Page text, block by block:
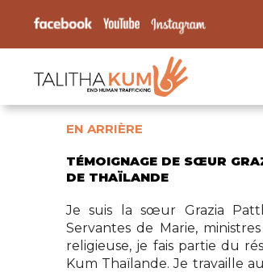
EN ARRIÈRE
TÉMOIGNAGE DE SŒUR
DE THAÏLANDE
Je suis la sœur Grazia
Servantes de Marie,
religieuse, je fais partie du
Kum Thaïlande. Je travaille